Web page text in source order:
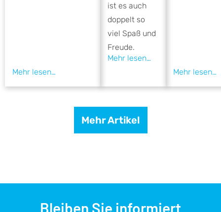
ist es auch
doppelt so
viel Spaß und
Freude.
Mehr Artikel
Bleiben Sie informiert